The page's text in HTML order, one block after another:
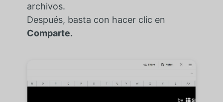
archivos.
Después, basta con hacer clic en
Comparte.